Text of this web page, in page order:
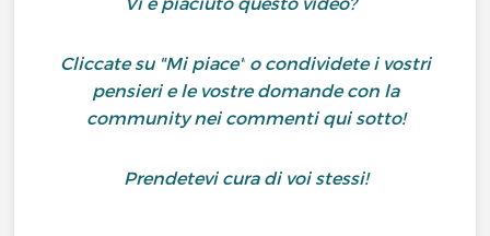
Cliccate su "Mi piace" o condividete i vostri
pensieri e le vostre domande con la
community nei commenti qui sotto!
Prendetevi cura di voi stessi!